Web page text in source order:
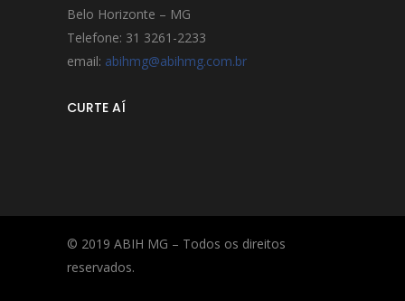
Belo Horizonte – MG
Telefone: 31 3261-2233
email: abihmg@abihmg.com.br
CURTE AÍ
© 2019 ABIH MG – Todos os direitos
reservados.